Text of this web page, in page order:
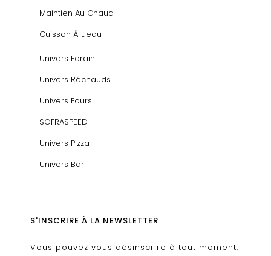
Maintien Au Chaud
Cuisson À L'eau
Univers Forain
Univers Réchauds
Univers Fours
SOFRASPEED
Univers Pizza
Univers Bar
S'INSCRIRE À LA NEWSLETTER
Vous pouvez vous désinscrire à tout moment.